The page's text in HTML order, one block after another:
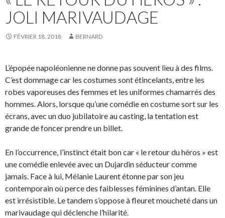
JOLI MARIVAUDAGE
FÉVRIER 18, 2018 BERNARD
L’épopée napoléonienne ne donne pas souvent lieu à des films.
C’est dommage car les costumes sont étincelants, entre les
robes vaporeuses des femmes et les uniformes chamarrés des
hommes. Alors, lorsque qu’une comédie en costume sort sur les
écrans, avec un duo jubilatoire au casting, la tentation est
grande de foncer prendre un billet.
En l’occurrence, l’instinct était bon car « le retour du héros » est
une comédie enlevée avec un Dujardin séducteur comme
jamais. Face à lui, Mélanie Laurent étonne par son jeu
contemporain où perce des faiblesses féminines d’antan. Elle
est irrésistible. Le tandem s’oppose à fleuret moucheté dans un
marivaudage qui déclenche l’hilarité.